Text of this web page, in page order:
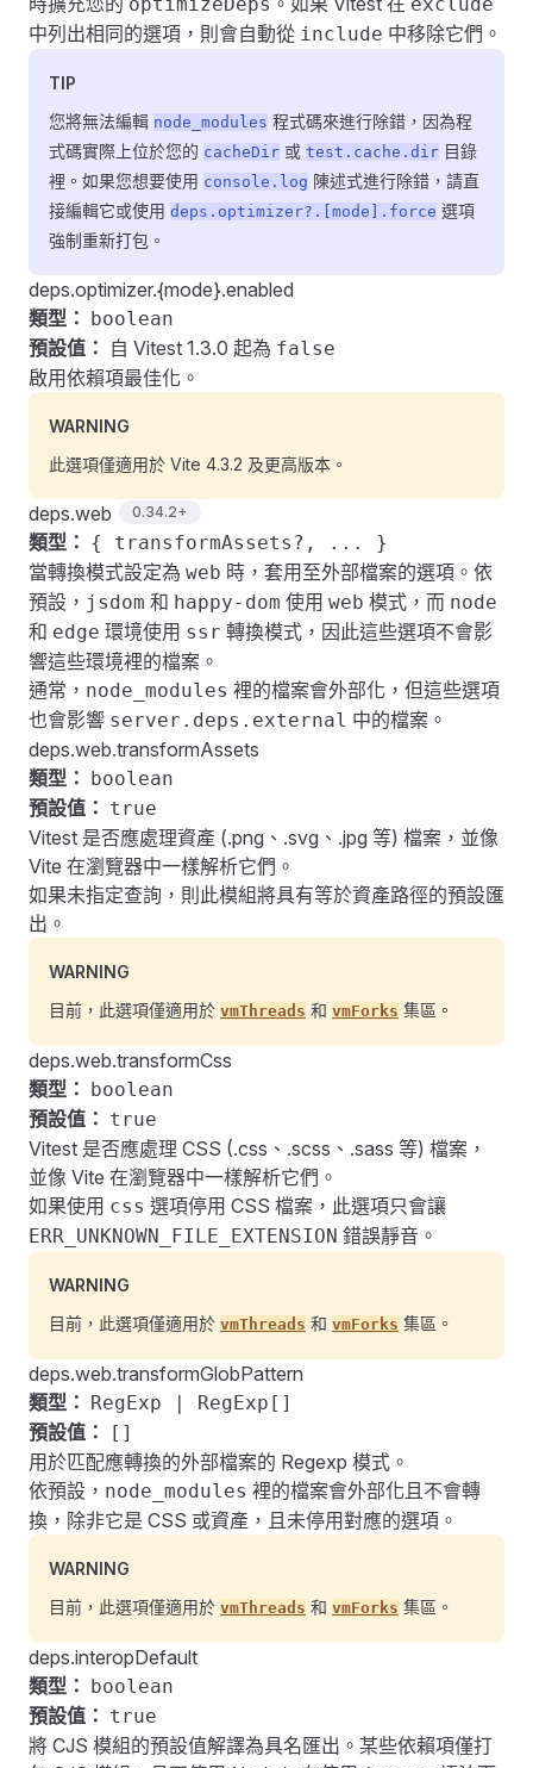
中列出相同的選項，則會自動從 include 中移除它們。
TIP
您將無法編輯 node_modules 程式碼來進行除錯，因為程
式碼實際上位於您的 cacheDir 或 test.cache.dir 目錄
裡。如果您想要使用 console.log 陳述式進行除錯，請直
接編輯它或使用 deps.optimizer?.[mode].force 選項
強制重新打包。
deps.optimizer.{mode}.enabled
類型： boolean
預設值： 自 Vitest 1.3.0 起為 false
啟用依賴項最佳化。
WARNING
此選項僅適用於 Vite 4.3.2 及更高版本。
deps.web 0.34.2+
類型： { transformAssets?, ... }
當轉換模式設定為 web 時，套用至外部檔案的選項。依
預設， jsdom 和 happy-dom 使用 web 模式，而 node
和 edge 環境使用 ssr 轉換模式，因此這些選項不會影
響這些環境裡的檔案。
通常， node_modules 裡的檔案會外部化，但這些選項
也會影響 server.deps.external 中的檔案。
deps.web.transformAssets
類型： boolean
預設值： true
Vitest 是否應處理資產 (.png、.svg、.jpg 等) 檔案，並像
Vite 在瀏覽器中一樣解析它們。
如果未指定查詢，則此模組將具有等於資產路徑的預設匯
出。
WARNING
目前，此選項僅適用於 vmThreads 和 vmForks 集區。
deps.web.transformCss
類型： boolean
預設值： true
Vitest 是否應處理 CSS (.css、.scss、.sass 等) 檔案，
並像 Vite 在瀏覽器中一樣解析它們。
如果使用 css 選項停用 CSS 檔案，此選項只會讓
ERR_UNKNOWN_FILE_EXTENSION 錯誤靜音。
WARNING
目前，此選項僅適用於 vmThreads 和 vmForks 集區。
deps.web.transformGlobPattern
類型： RegExp | RegExp[]
預設值： []
用於匹配應轉換的外部檔案的 Regexp 模式。
依預設， node_modules 裡的檔案會外部化且不會轉
換，除非它是 CSS 或資產，且未停用對應的選項。
WARNING
目前，此選項僅適用於 vmThreads 和 vmForks 集區。
deps.interopDefault
類型： boolean
預設值： true
將 CJS 模組的預設值解譯為具名匯出。某些依賴項僅打